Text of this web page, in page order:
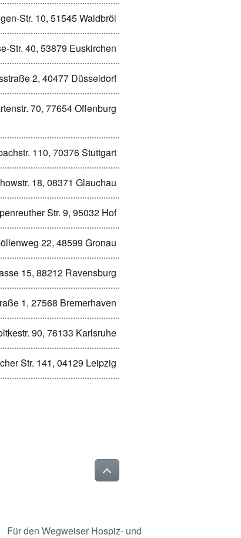
Str. 10, 51545 Waldbröl
Str. 40, 53879 Euskirchen
2, 40477 Düsseldorf
70, 77654 Offenburg
110, 70376 Stuttgart
18, 08371 Glauchau
Str. 9, 95032 Hof
22, 48599 Gronau
15, 88212 Ravensburg
1, 27568 Bremerhaven
90, 76133 Karlsruhe
Str. 141, 04129 Leipzig
Für den Wegweiser Hospiz- und